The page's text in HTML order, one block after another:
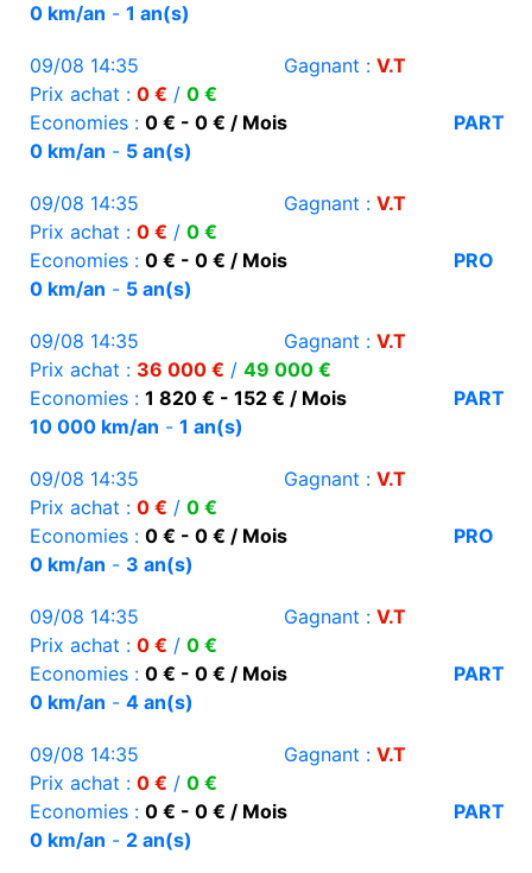
0 km/an - 1 an(s)
09/08 14:35 Gagnant : V.T
Prix achat : 0 € / 0 €
Economies : 0 € - 0 € / Mois
PART
0 km/an - 5 an(s)
09/08 14:35 Gagnant : V.T
Prix achat : 0 € / 0 €
Economies : 0 € - 0 € / Mois
PRO
0 km/an - 5 an(s)
09/08 14:35 Gagnant : V.T
Prix achat : 36 000 € / 49 000 €
Economies : 1 820 € - 152 € / Mois
PART
10 000 km/an - 1 an(s)
09/08 14:35 Gagnant : V.T
Prix achat : 0 € / 0 €
Economies : 0 € - 0 € / Mois
PRO
0 km/an - 3 an(s)
09/08 14:35 Gagnant : V.T
Prix achat : 0 € / 0 €
Economies : 0 € - 0 € / Mois
PART
0 km/an - 4 an(s)
09/08 14:35 Gagnant : V.T
Prix achat : 0 € / 0 €
Economies : 0 € - 0 € / Mois
PART
0 km/an - 2 an(s)